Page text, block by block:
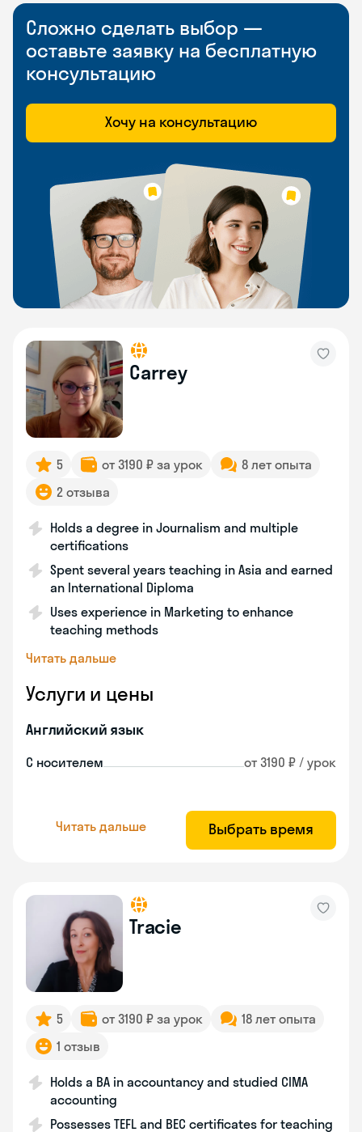
Сложно сделать выбор —
оставьте заявку на бесплатную
консультацию
Хочу на консультацию
Carrey
5 от 3190 ₽ за урок
8 лет опыта
2 отзыва
Holds a degree in Journalism and multiple
certifications
Spent several years teaching in Asia and earned
an International Diploma
Uses experience in Marketing to enhance
teaching methods
Читать дальше
Услуги и цены
Английский язык
С носителем от 3190 ₽ / урок
Читать дальше Выбрать время
Tracie
5 от 3190 ₽ за урок
18 лет опыта
1 отзыв
Holds a BA in accountancy and studied CIMA
accounting
Possesses TEFL and BEC certificates for teaching